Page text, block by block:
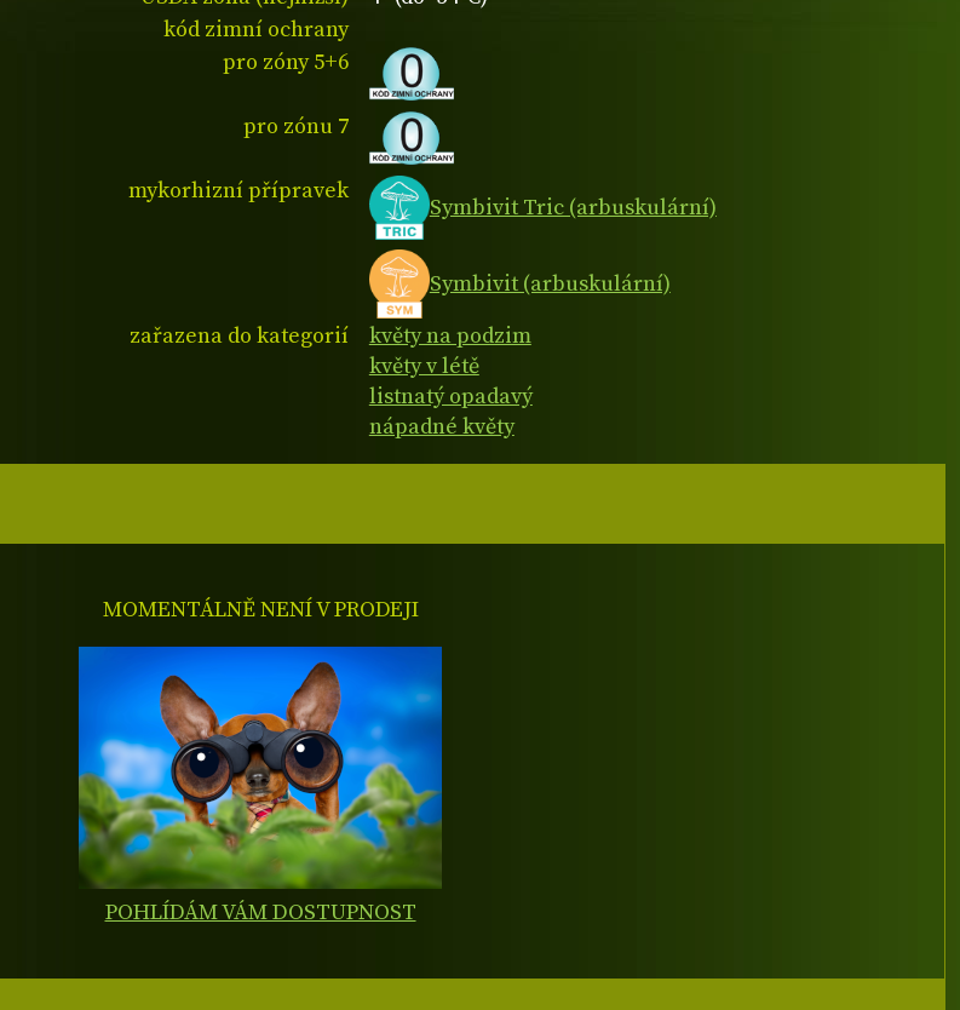
kód zimní ochrany
pro zóny 5+6
pro zónu 7
mykorhizní přípravek
Symbivit Tric (arbuskulární)
Symbivit (arbuskulární)
zařazena do kategorií
květy na podzim
květy v létě
listnatý opadavý
nápadné květy
MOMENTÁLNĚ NENÍ V PRODEJI
POHLÍDÁM VÁM DOSTUPNOST